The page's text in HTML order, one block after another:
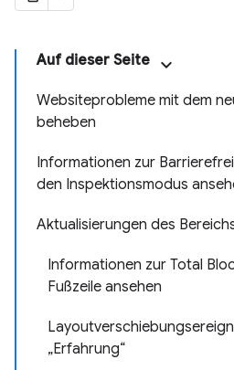
Auf dieser Seite
Websiteprobleme mit dem
beheben
Informationen zur
den Inspektionsmodus
Aktualisierungen des
Informationen zur Total
Fußzeile ansehen
„Erfahrung“